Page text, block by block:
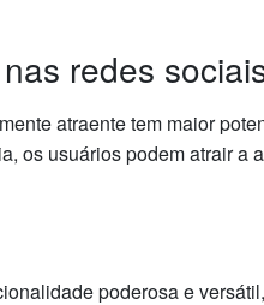
redes
atraente tem maior
os usuários podem atrair a
poderosa e